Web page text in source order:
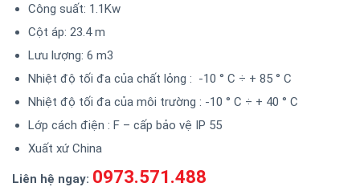
Công suất: 1.1Kw
Cột áp: 23.4 m
Lưu lượng: 6 m3
Nhiệt độ tối đa của chất lỏng : -10 ° C ÷ + 85 ° C
Nhiệt độ tối đa của môi trường : -10 ° C ÷ + 40 ° C
Lớp cách điện : F – cấp bảo vệ IP 55
Xuất xứ China
Liên hệ ngay: 0973.571.488